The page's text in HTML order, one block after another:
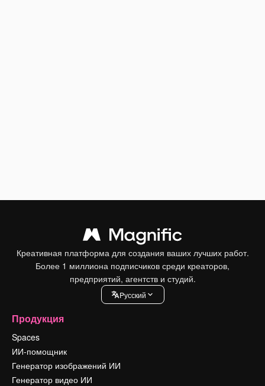
Креативная платформа для создания ваших лучших работ.
Более 1 миллиона подписчиков среди креаторов,
предприятий, агентств и студий.
Pусский
Продукция
Spaces
ИИ-помощник
Генератор изображений ИИ
Генератор видео ИИ